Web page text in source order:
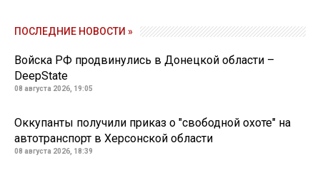
ПОСЛЕДНИЕ НОВОСТИ »
Войска РФ продвинулись в Донецкой области –
DeepState
08 августа 2026, 19:05
Оккупанты получили приказ о "свободной охоте" на
автотранспорт в Херсонской области
08 августа 2026, 18:39